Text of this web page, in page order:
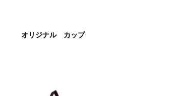
オリジナル カップ